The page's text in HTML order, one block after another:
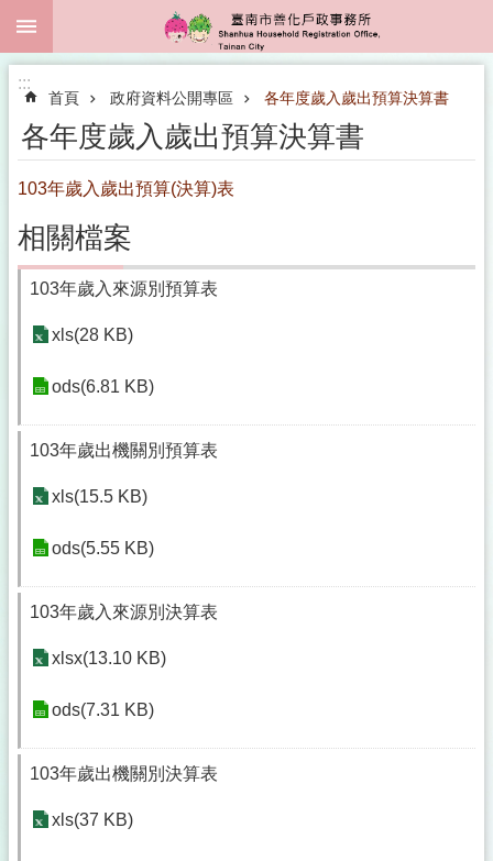
跳到主要內容區塊
:::
首頁 政府資料公開專區 各年度歲入歲出預算決算書
各年度歲入歲出預算決算書
103年歲入歲出預算(決算)表
相關檔案
103年歲入來源別預算表
xls(28 KB)
ods(6.81 KB)
103年歲出機關別預算表
xls(15.5 KB)
ods(5.55 KB)
103年歲入來源別決算表
xlsx(13.10 KB)
ods(7.31 KB)
103年歲出機關別決算表
xls(37 KB)